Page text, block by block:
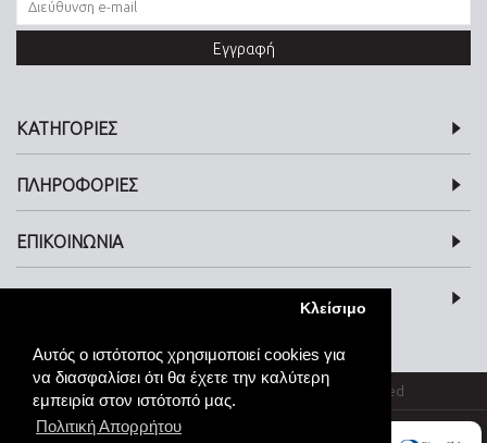
Αυτός ο ιστότοπος χρησιμοποιεί cookies για
να διασφαλίσει ότι θα έχετε την καλύτερη
εμπειρία στον ιστότοπό μας.
Πολιτική Απορρήτου
Κλείσιμο
Εγγραφή
ΚΑΤΗΓΟΡΙΕΣ
ΠΛΗΡΟΦΟΡΙΕΣ
ΕΠΙΚΟΙΝΩΝΙΑ
© kosmimata-roloi.gr Jewellery. All rights reserved